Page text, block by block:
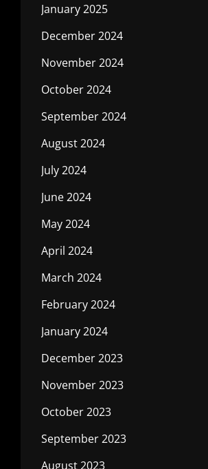
January 2025
December 2024
November 2024
October 2024
September 2024
August 2024
July 2024
June 2024
May 2024
April 2024
March 2024
February 2024
January 2024
December 2023
November 2023
October 2023
September 2023
August 2023